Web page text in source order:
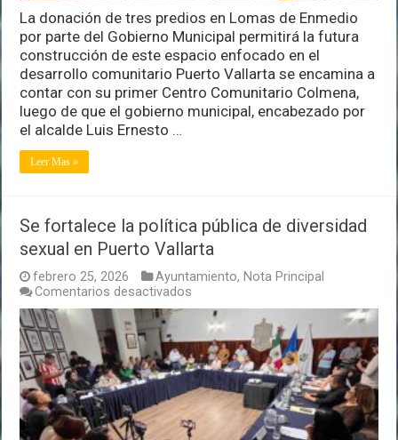
La donación de tres predios en Lomas de Enmedio
por parte del Gobierno Municipal permitirá la futura
construcción de este espacio enfocado en el
desarrollo comunitario Puerto Vallarta se encamina a
contar con su primer Centro Comunitario Colmena,
luego de que el gobierno municipal, encabezado por
el alcalde Luis Ernesto …
Leer Mas »
Se fortalece la política pública de diversidad
sexual en Puerto Vallarta
febrero 25, 2026 Ayuntamiento, Nota Principal
Comentarios desactivados
Se
fortalece
política
pública
de
diversidad
sexual
en